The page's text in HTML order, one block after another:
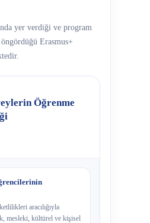
yer verdiği ve program
Erasmus+
Öğrenme
aracılığıyla
mesleki, kültürel ve kişisel